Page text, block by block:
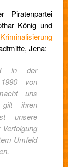
Piratenpartei
König und
Jena:
in der
von
uns
ihren
unsere
Umfeld